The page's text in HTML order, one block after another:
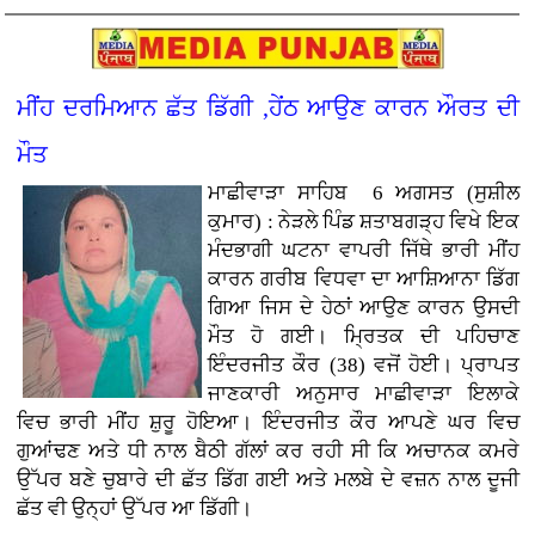
ਮੀਂਹ ਦਰਮਿਆਨ ਛੱਤ ਡਿੱਗੀ ,ਹੇਂਠ ਆਉਣ ਕਾਰਨ ਔਰਤ ਦੀ
ਮੌਤ
ਮਾਛੀਵਾੜਾ ਸਾਹਿਬ 6 ਅਗਸਤ (ਸੁਸ਼ੀਲ
ਕੁਮਾਰ) : ਨੇੜਲੇ ਪਿੰਡ ਸ਼ਤਾਬਗੜ੍ਹ ਵਿਖੇ ਇਕ
ਮੰਦਭਾਗੀ ਘਟਨਾ ਵਾਪਰੀ ਜਿੱਥੇ ਭਾਰੀ ਮੀਂਹ
ਕਾਰਨ ਗਰੀਬ ਵਿਧਵਾ ਦਾ ਆਸ਼ਿਆਨਾ ਡਿੱਗ
ਗਿਆ ਜਿਸ ਦੇ ਹੇਠਾਂ ਆਉਣ ਕਾਰਨ ਉਸਦੀ
ਮੌਤ ਹੋ ਗਈ। ਮ੍ਰਿਤਕ ਦੀ ਪਹਿਚਾਣ
ਇੰਦਰਜੀਤ ਕੌਰ (38) ਵਜੋਂ ਹੋਈ। ਪ੍ਰਾਪਤ
ਜਾਣਕਾਰੀ ਅਨੁਸਾਰ ਮਾਛੀਵਾੜਾ ਇਲਾਕੇ
ਵਿਚ ਭਾਰੀ ਮੀਂਹ ਸ਼ੁਰੂ ਹੋਇਆ। ਇੰਦਰਜੀਤ ਕੌਰ ਆਪਣੇ ਘਰ ਵਿਚ
ਗੁਆਂਢਣ ਅਤੇ ਧੀ ਨਾਲ ਬੈਠੀ ਗੱਲਾਂ ਕਰ ਰਹੀ ਸੀ ਕਿ ਅਚਾਨਕ ਕਮਰੇ
ਉੱਪਰ ਬਣੇ ਚੁਬਾਰੇ ਦੀ ਛੱਤ ਡਿੱਗ ਗਈ ਅਤੇ ਮਲਬੇ ਦੇ ਵਜ਼ਨ ਨਾਲ ਦੂਜੀ
ਛੱਤ ਵੀ ਉਨ੍ਹਾਂ ਉੱਪਰ ਆ ਡਿੱਗੀ।